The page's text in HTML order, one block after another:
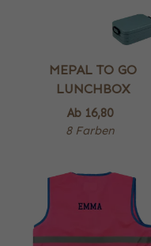
MEPAL TO GO
LUNCHBOX
Ab 16,80
8 Farben